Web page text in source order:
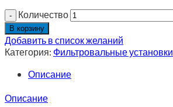
Количество
В корзину
Добавить в список желаний
Категория: Фильтровальные установки
Описание
Описание